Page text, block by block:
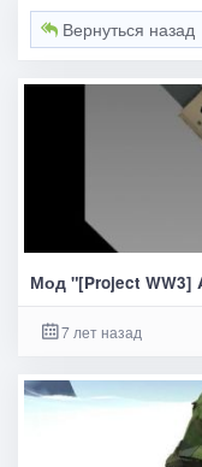
Вернуться назад
Мод "[Project WW3]
7 лет назад